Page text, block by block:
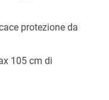
protezione da
105 cm di